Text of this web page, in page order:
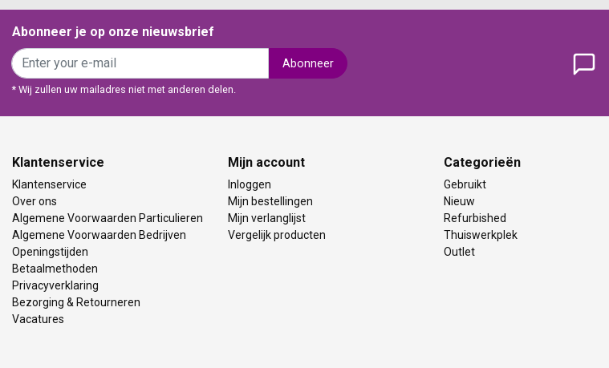
Abonneer je op onze nieuwsbrief
Abonneer
* Wij zullen uw mailadres niet met anderen delen.
Klantenservice
Klantenservice
Over ons
Algemene Voorwaarden Particulieren
Algemene Voorwaarden Bedrijven
Openingstijden
Betaalmethoden
Privacyverklaring
Bezorging & Retourneren
Vacatures
Mijn account
Inloggen
Mijn bestellingen
Mijn verlanglijst
Vergelijk producten
Categorieën
Gebruikt
Nieuw
Refurbished
Thuiswerkplek
Outlet